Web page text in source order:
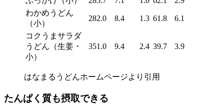
わかめうどん
（小）
282.0 8.4 1.3 61.8 6.1
コクうまサラダ
うどん（生姜・
小）
351.0 9.4 2.4 39.7 3.9
はなまるうどんホームページより引用
たんぱく質も摂取できる